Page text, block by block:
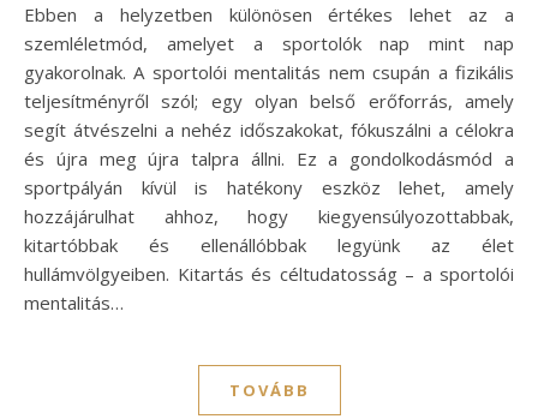
Ebben a helyzetben különösen értékes lehet az a
szemléletmód, amelyet a sportolók nap mint nap
gyakorolnak. A sportolói mentalitás nem csupán a fizikális
teljesítményről szól; egy olyan belső erőforrás, amely
segít átvészelni a nehéz időszakokat, fókuszálni a célokra
és újra meg újra talpra állni. Ez a gondolkodásmód a
sportpályán kívül is hatékony eszköz lehet, amely
hozzájárulhat ahhoz, hogy kiegyensúlyozottabbak,
kitartóbbak és ellenállóbbak legyünk az élet
hullámvölgyeiben. Kitartás és céltudatosság – a sportolói
mentalitás…
TOVÁBB